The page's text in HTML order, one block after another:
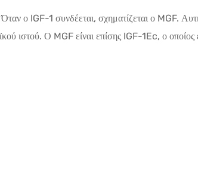
ο IGF-1 συνδέεται, σχηματίζεται ο MGF.
ιστού. Ο MGF είναι επίσης IGF-1Ec, ο οποίος